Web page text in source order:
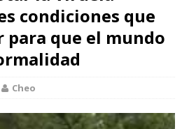
condiciones que
que el mundo
Cheo